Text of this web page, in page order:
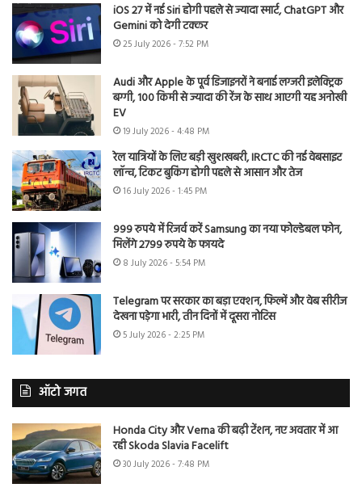
iOS 27 में नई Siri होगी पहले से ज्यादा स्मार्ट, ChatGPT और
Gemini को देगी टक्कर
25 July 2026 - 7:52 PM
Audi और Apple के पूर्व डिजाइनरों ने बनाई लग्जरी इलेक्ट्रिक
बग्गी, 100 किमी से ज्यादा की रेंज के साथ आएगी यह अनोखी
EV
19 July 2026 - 4:48 PM
रेल यात्रियों के लिए बड़ी खुशखबरी, IRCTC की नई वेबसाइट
लॉन्च, टिकट बुकिंग होगी पहले से आसान और तेज
16 July 2026 - 1:45 PM
999 रुपये में रिजर्व करें Samsung का नया फोल्डेबल फोन,
मिलेंगे 2799 रुपये के फायदे
8 July 2026 - 5:54 PM
Telegram पर सरकार का बड़ा एक्शन, फिल्में और वेब सीरीज
देखना पड़ेगा भारी, तीन दिनों में दूसरा नोटिस
5 July 2026 - 2:25 PM
ऑटो जगत
Honda City और Verna की बढ़ी टेंशन, नए अवतार में आ
रही Skoda Slavia Facelift
30 July 2026 - 7:48 PM